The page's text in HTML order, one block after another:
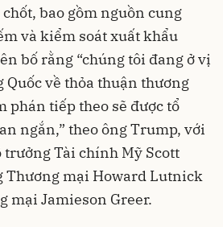
bao gồm nguồn cung
và kiểm soát xuất khẩu
bố rằng “chúng tôi đang ở vị
về thỏa thuận thương
phán tiếp theo sẽ được tổ
ngắn,” theo ông Trump, với
trưởng Tài chính Mỹ Scott
Thương mại Howard Lutnick
mại Jamieson Greer.